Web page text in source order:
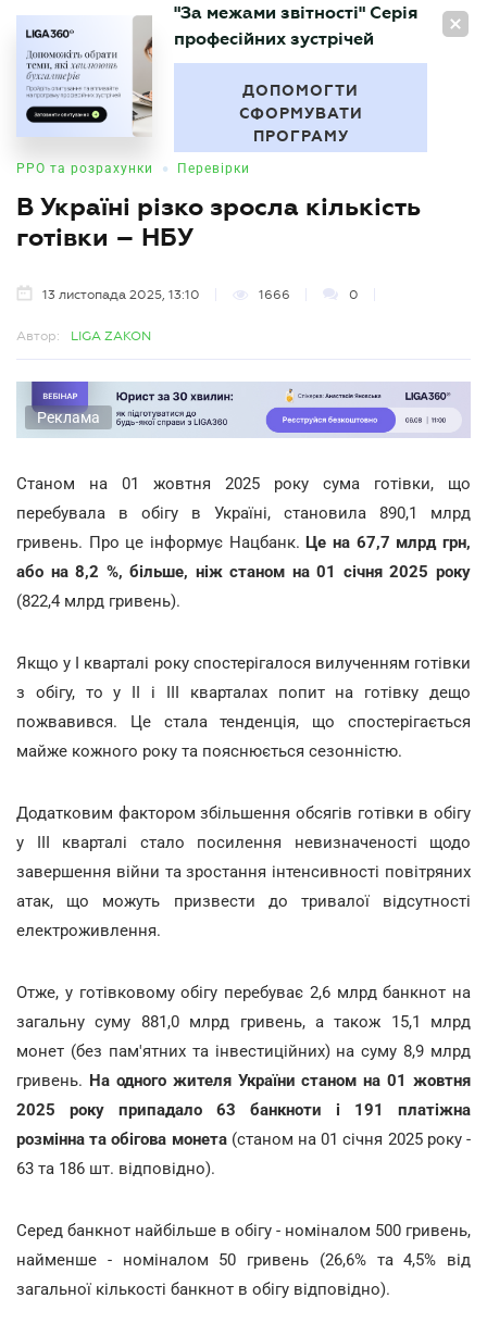
UA
БУХГАЛТЕР
"За межами звітності" Серія
професійних зустрічей
ДОПОМОГТИ
СФОРМУВАТИ
ПРОГРАМУ
РРО та розрахунки • Перевірки
В Україні різко зросла кількість
готівки – НБУ
13 листопада 2025, 13:10 1666 0
Автор: LIGA ZAKON
Реклама
Станом на 01 жовтня 2025 року сума готівки, що
перебувала в обігу в Україні, становила 890,1 млрд
гривень. Про це інформує Нацбанк.Це на 67,7 млрд грн,
або на 8,2 %, більше, ніж станом на 01 січня 2025 року
(822,4 млрд гривень).
Якщо у I кварталі року спостерігалося вилученням готівки
з обігу, то у II і III кварталах попит на готівку дещо
пожвавився. Це стала тенденція, що спостерігається
майже кожного року та пояснюється сезонністю.
Додатковим фактором збільшення обсягів готівки в обігу
у III кварталі стало посилення невизначеності щодо
завершення війни та зростання інтенсивності повітряних
атак, що можуть призвести до тривалої відсутності
електроживлення.
Отже, у готівковому обігу перебуває 2,6 млрд банкнот на
загальну суму 881,0 млрд гривень, а також 15,1 млрд
монет (без пам'ятних та інвестиційних) на суму 8,9 млрд
гривень. На одного жителя України станом на 01 жовтня
2025 року припадало 63 банкноти і 191 платіжна
розмінна та обігова монета(станом на 01 січня 2025 року -
63 та 186 шт. відповідно).
Серед банкнот найбільше в обігу - номіналом 500 гривень,
найменше - номіналом 50 гривень (26,6% та 4,5% від
загальної кількості банкнот в обігу відповідно).